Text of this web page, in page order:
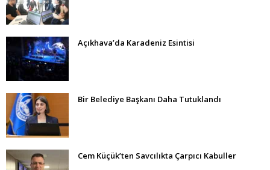
Açıkhava’da Karadeniz Esintisi
Bir Belediye Başkanı Daha Tutuklandı
Cem Küçük’ten Savcılıkta Çarpıcı Kabuller